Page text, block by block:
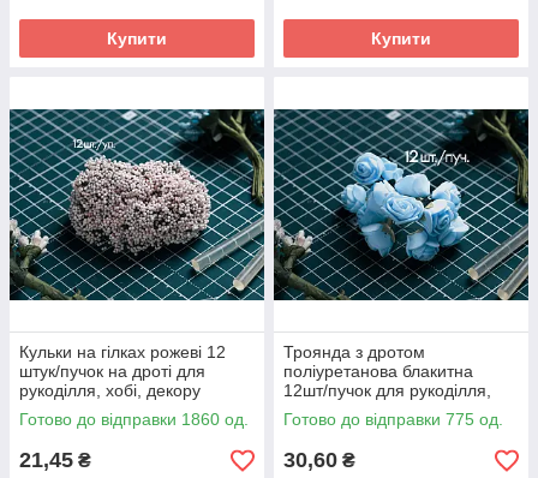
Купити Купити
Кульки на гілках рожеві 12
штук/пучок на дроті для
рукоділля, хобі, декору
Готово до відправки 1860 од.
21,45 ₴
Троянда з дротом
поліуретанова блакитна
12шт/пучок для рукоділля,
хобі, декору
Готово до відправки 775 од.
30,60 ₴